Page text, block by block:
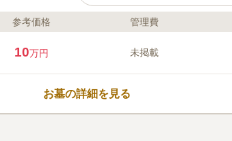
ライフドット編集部のコメント
至便の立地でありながら、お寺
気をしています。お寺の宗派は
の採用や、各種法要を檀家に限
ず親しめる取り組みをされてい
あり、お墓参りの後の一休みに
参考価格 管理費
10万円 未掲載
お墓の詳細を見る